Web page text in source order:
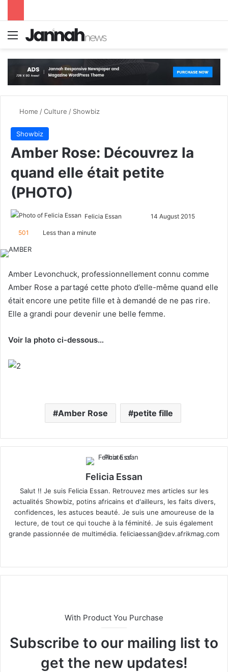
Menu
Home /Culture / Showbiz
Showbiz
Amber Rose: Découvrez la
quand elle était petite
(PHOTO)
Felicia Essan
w
o
n
X
n
e
m
a
14 August 2015
501 Less than a minute
Amber Levonchuck, professionnellement connu comme
Amber Rose a partagé cette photo d’elle-même quand elle
était encore une petite fille et à demandé de ne pas rire.
Elle a grandi pour devenir une belle femme.
Voir la photo ci-dessous…
Amber Rose petite fille
Felicia Essan
Salut !! Je suis Felicia Essan. Retrouvez mes articles sur les
actualités Showbiz, potins africains et d'ailleurs, les faits divers,
confidences, les astuces beauté. Je suis une amoureuse de la
lecture, de tout ce qui touche à la féminité. Je suis également
grande passionnée de multimédia. feliciaessan@dev.afrikmag.com
te
With Product You Purchase
Subscribe to our mailing list to
get the new updates!